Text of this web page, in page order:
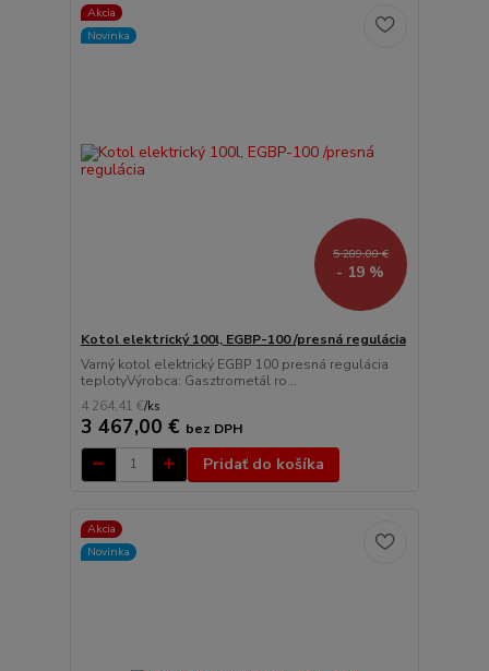
Akcia
Novinka
5 289,00 €
- 19 %
Kotol elektrický 100l, EGBP-100 /presná regulácia
Varný kotol elektrický EGBP 100 presná regulácia
teplotyVýrobca: Gasztrometál ro...
4 264,41 €/ks
3 467,00 € bez DPH
Pridať do košíka
Akcia
Novinka